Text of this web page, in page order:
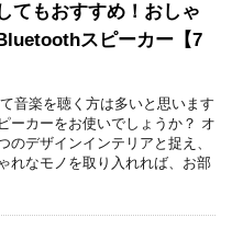
てもおすすめ！おしゃ
スピーカー【7
音楽を聴く方は多いと思います
ーカーをお使いでしょうか？ オ
のデザインインテリアと捉え、
れなモノを取り入れれば、お部